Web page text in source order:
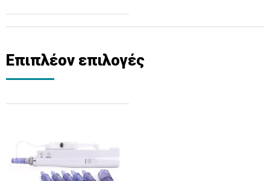
Επιπλέον επιλογές